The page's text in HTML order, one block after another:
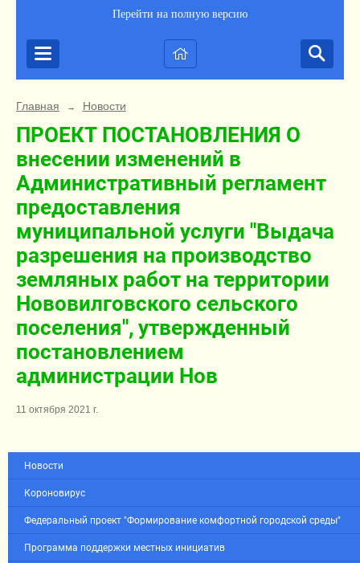
Перейти на полную версию
Главная → Новости
ПРОЕКТ ПОСТАНОВЛЕНИЯ О
внесении изменений в
Административный регламент
предоставления
муниципальной услуги "Выдача
разрешения на производство
земляных работ на территории
Нововилговского сельского
поселения", утвержденный
постановлением
администрации Нов
11 октября 2021 г.
Новости
Короновирус
Федеральный проект "Формирование комфортной городской среды"
Программа поддержки местных инициатив